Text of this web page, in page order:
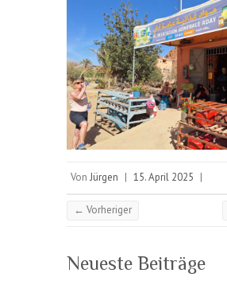
Von Jürgen | 15. April 2025 |
← Vorheriger
Neueste Beiträge